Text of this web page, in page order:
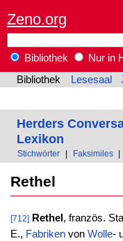
Zeno.org
Bibliothek
Nur in
Bibliothek
Lesesaal
Herders
Lexikon
Stichwörter Faksimiles
Rethel
[712] Rethel , französ.
E., Fabrikenvon Wolle-